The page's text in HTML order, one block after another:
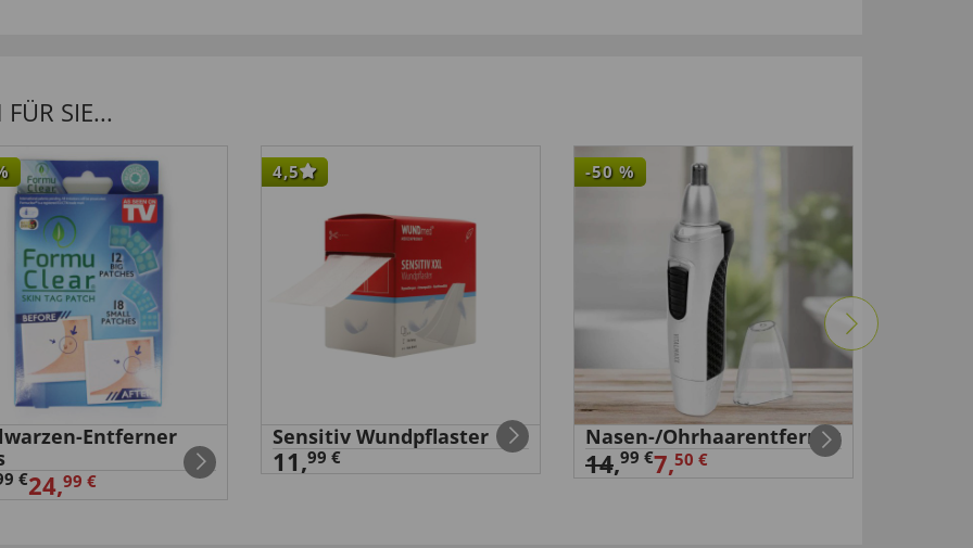
SIE...
Entferner
€24,99 €
4,5
Sensitiv Wundpflaster
11,99 €
-50 %
Nasen-/Ohrhaarentferner
14,99 €7,50 €